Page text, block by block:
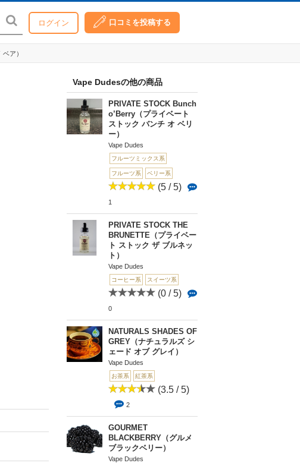
ログイン 口コミを投稿する
ア）
Vape Dudesの他の商品
PRIVATE STOCK Bunch
o’Berry（プライベート
ストック バンチ オ ベリ
ー）
Vape Dudes
フルーツミックス系
フルーツ系 ベリー系
(5 / 5)
1
PRIVATE STOCK THE
BRUNETTE（プライベー
ト ストック ザ ブルネッ
ト）
Vape Dudes
コーヒー系 スイーツ系
(0 / 5)
0
NATURALS SHADES OF
GREY（ナチュラルズ シ
ェード オブ グレイ）
Vape Dudes
お茶系 紅茶系
(3.5 / 5)
2
GOURMET
BLACKBERRY（グルメ
ブラックベリー）
Vape Dudes